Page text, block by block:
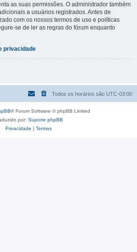
as suas permissões. O administrador também
a usuários registrados. Antes de
com os nossos termos de uso e políticas
se de ler as regras do fórum enquanto
privacidade
Todos os horários são UTC-03:00
® Forum Software © phpBB Limited
por: Suporte phpBB
Privacidade | Termos